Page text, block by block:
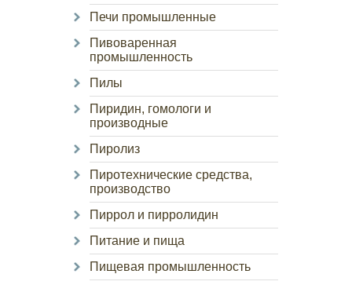
Печи промышленные
Пивоваренная
промышленность
Пилы
Пиридин, гомологи и
производные
Пиролиз
Пиротехнические средства,
производство
Пиррол и пирролидин
Питание и пища
Пищевая промышленность